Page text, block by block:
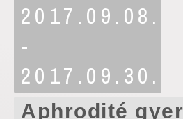
2017.09.08.
-
2017.09.30.
Aphrodité